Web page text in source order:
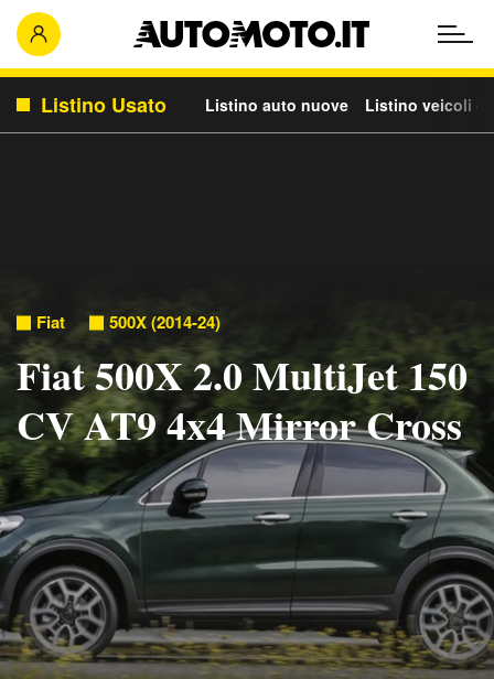
Listino Usato Listino auto nuove Listino veicoli
Fiat 500X (2014-24)
Fiat 500X 2.0 MultiJet 150
CV AT9 4x4 Mirror Cross